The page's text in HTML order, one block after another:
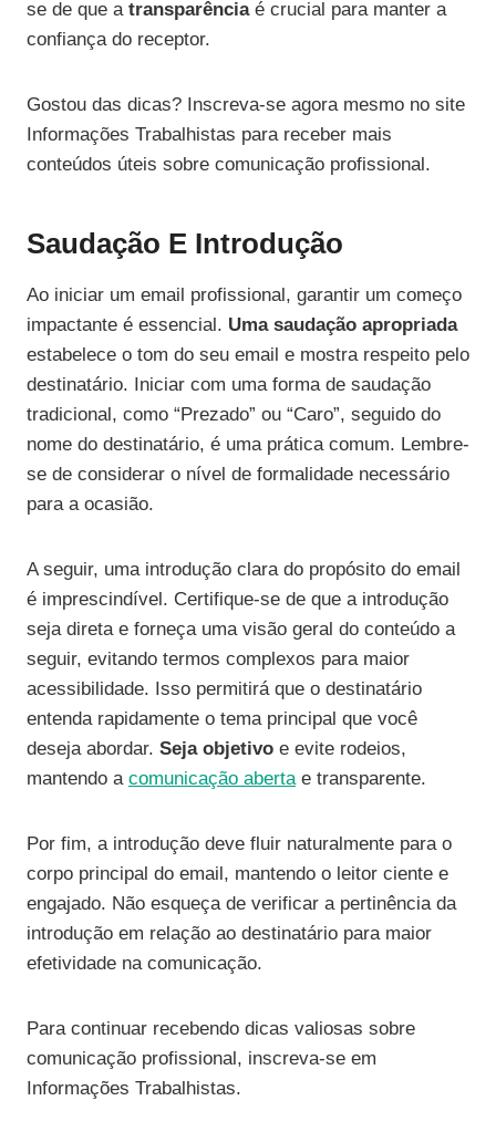
se de que a transparênciaé crucial para manter a
confiança do receptor.
Gostou das dicas? Inscreva-se agora mesmo no site
Informações Trabalhistas para receber mais
conteúdos úteis sobre comunicação profissional.
Saudação E Introdução
Ao iniciar um email profissional, garantir um começo
impactante é essencial. Uma saudação apropriada
estabelece o tom do seu email e mostra respeito pelo
destinatário. Iniciar com uma forma de saudação
tradicional, como “Prezado” ou “Caro”, seguido do
nome do destinatário, é uma prática comum. Lembre-
se de considerar o nível de formalidade necessário
para a ocasião.
A seguir, uma introdução clara do propósito do email
é imprescindível. Certifique-se de que a introdução
seja direta e forneça uma visão geral do conteúdo a
seguir, evitando termos complexos para maior
acessibilidade. Isso permitirá que o destinatário
entenda rapidamente o tema principal que você
deseja abordar. Seja objetivo e evite rodeios,
mantendo a comunicação abertae transparente.
Por fim, a introdução deve fluir naturalmente para o
corpo principal do email, mantendo o leitor ciente e
engajado. Não esqueça de verificar a pertinência da
introdução em relação ao destinatário para maior
efetividade na comunicação.
Para continuar recebendo dicas valiosas sobre
comunicação profissional, inscreva-se em
Informações Trabalhistas.